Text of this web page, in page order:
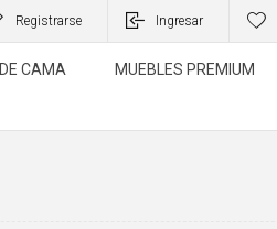
Registrarse Ingresar
CAMA MUEBLES PREMIUM